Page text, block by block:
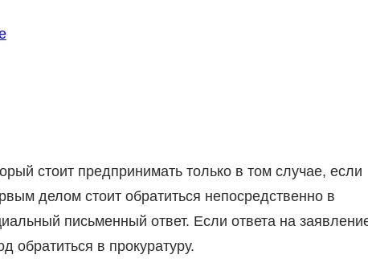
стоит предпринимать только в том случае, если
делом стоит обратиться непосредственно в
письменный ответ. Если ответа на
обратиться в прокуратуру.